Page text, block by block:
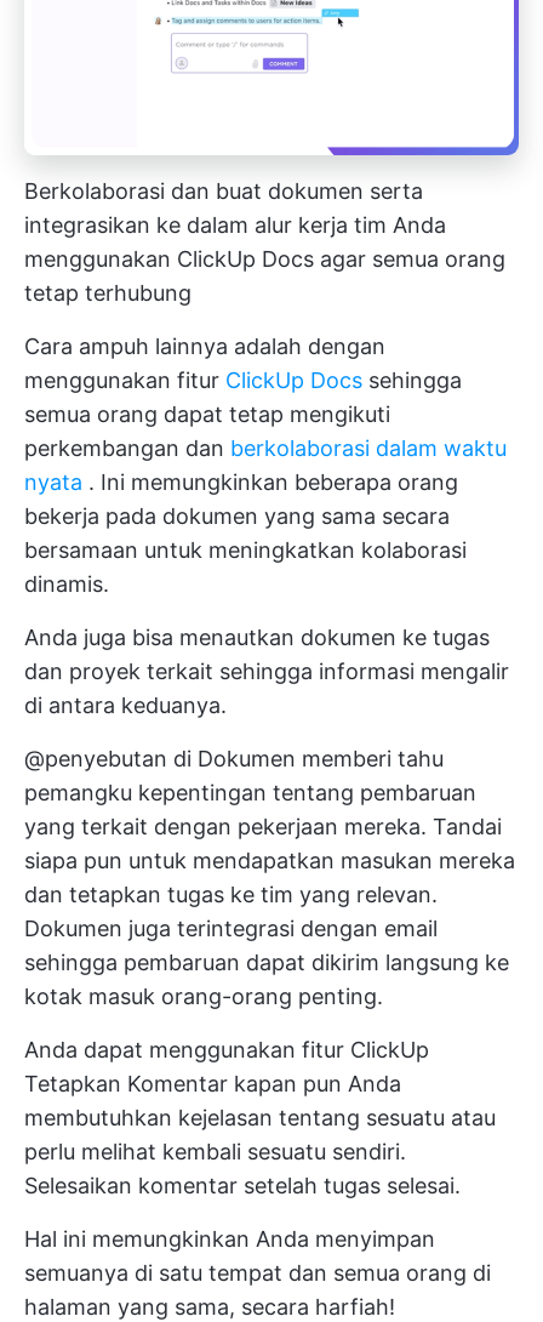
Berkolaborasi dan buat dokumen serta
integrasikan ke dalam alur kerja tim Anda
menggunakan ClickUp Docs agar semua orang
tetap terhubung
Cara ampuh lainnya adalah dengan
menggunakan fitur ClickUp Docs sehingga
semua orang dapat tetap mengikuti
perkembangan dan berkolaborasi dalam waktu
nyata . Ini memungkinkan beberapa orang
bekerja pada dokumen yang sama secara
bersamaan untuk meningkatkan kolaborasi
dinamis.
Anda juga bisa menautkan dokumen ke tugas
dan proyek terkait sehingga informasi mengalir
di antara keduanya.
@penyebutan di Dokumen memberi tahu
pemangku kepentingan tentang pembaruan
yang terkait dengan pekerjaan mereka. Tandai
siapa pun untuk mendapatkan masukan mereka
dan tetapkan tugas ke tim yang relevan.
Dokumen juga terintegrasi dengan email
sehingga pembaruan dapat dikirim langsung ke
kotak masuk orang-orang penting.
Anda dapat menggunakan fitur ClickUp
Tetapkan Komentar kapan pun Anda
membutuhkan kejelasan tentang sesuatu atau
perlu melihat kembali sesuatu sendiri.
Selesaikan komentar setelah tugas selesai.
Hal ini memungkinkan Anda menyimpan
semuanya di satu tempat dan semua orang di
halaman yang sama, secara harfiah!